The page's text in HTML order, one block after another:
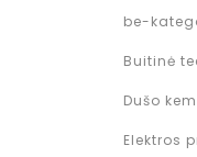
be-
Buitinė
Dušo
Elektros